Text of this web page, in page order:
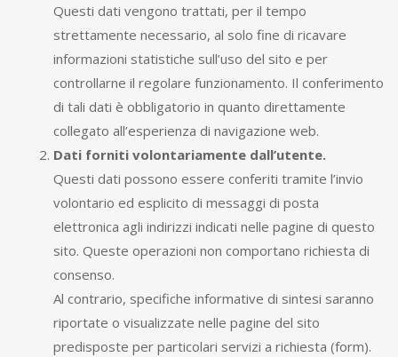
Questi dati vengono trattati, per il tempo
strettamente necessario, al solo fine di ricavare
informazioni statistiche sull’uso del sito e per
controllarne il regolare funzionamento. Il conferimento
di tali dati è obbligatorio in quanto direttamente
collegato all’esperienza di navigazione web.
Dati forniti volontariamente dall’utente.
Questi dati possono essere conferiti tramite l’invio
volontario ed esplicito di messaggi di posta
elettronica agli indirizzi indicati nelle pagine di questo
sito. Queste operazioni non comportano richiesta di
consenso.
Al contrario, specifiche informative di sintesi saranno
riportate o visualizzate nelle pagine del sito
predisposte per particolari servizi a richiesta (form).